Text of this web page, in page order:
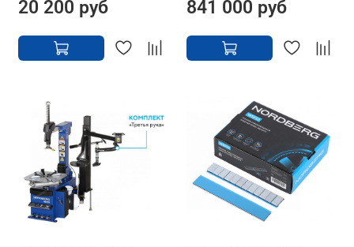
20 200 руб 841 000 руб